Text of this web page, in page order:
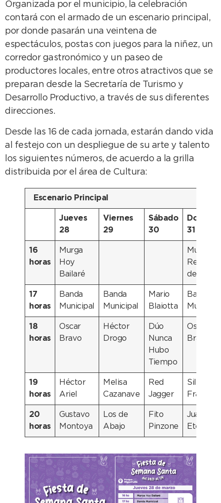
Organizada por el municipio, la celebración
contará con el armado de un escenario principal,
por donde pasarán una veintena de
espectáculos, postas con juegos para la niñez, un
corredor gastronómico y un paseo de
productores locales, entre otros atractivos que se
preparan desde la Secretaría de Turismo y
Desarrollo Productivo, a través de sus diferentes
direcciones.
Desde las 16 de cada jornada, estarán dando vida
al festejo con un despliegue de su arte y talento
los siguientes números, de acuerdo a la grilla
distribuida por el área de Cultura:
EscenarioPrincipal
Jueves
28
Viernes
29
Sábado
30
31
16
horas
Murga
Hoy
Bailaré
Murga
del
17
horas
Banda
Municipal
Banda
Municipal
Mario
Blaiotta
Banda
18
horas
Oscar
Bravo
Héctor
Drogo
Dúo
Nunca
Hubo
Tiempo
Oscar
Bravo
19
horas
Héctor
Ariel
Melisa
Cazanave
Red
Jagger
Silvina y
Franco
20
horas
Gustavo
Montoya
Los de
Abajo
Fito
Pinzone
Juan